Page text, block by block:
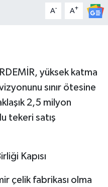
A- A+
yüksek katma
sınır ötesine
2,5 milyon
tekeri satış
Kapısı
çelik fabrikası olma